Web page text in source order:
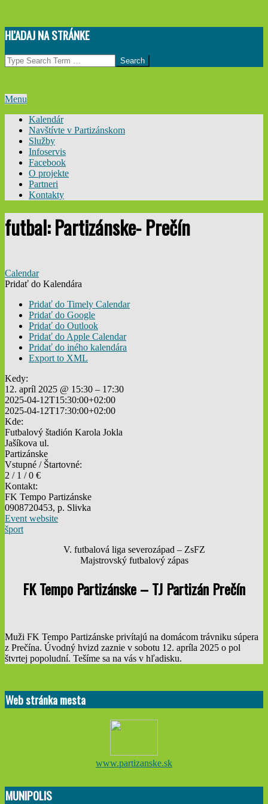
Skip
to
content
HĽADAJ NA STRÁNKE
Search
Primary
Menu
Menu
Kalendár
Navštívte v Partizánskom
Služby
Infoservis
Facebook
O projekte
Partneri
Kontakty
futbal: Partizánske- Prečín
Calendar
Pridať do Kalendára
Pridať do Timely Calendar
Pridať do Google
Pridať do Outlook
Pridať do Apple Calendar
Pridať do iného kalendára
Export to XML
Kedy:
12. apríl 2025 @ 15:30 – 17:30
2025-04-12T15:30:00+02:00
2025-04-12T17:30:00+02:00
Kde:
Futbalový štadión Karola Jokla
Jašíkova ul.
Partizánske
Vstupné / Štartovné:
2 / 1 / 0 €
Kontakt:
FK Tempo Partizánske
0908720453, p. Slivka
Event website
šport
V. futbalová liga severozápad – ZsFZ
Majstrovský futbalový zápas
FK Tempo Partizánske – TJ Partizán Prečín
Muži FK Tempo Partizánske privítajú na domácom trávniku súpera
z Prečína. Úvodný hvizd zaznie v sobotu 12. apríla 2025 o pol
štvrtej popoludní. Tešíme sa na vás v hľadisku.
04-
17
Web stránka mesta
www.partizanske.sk
MUNIPOLIS